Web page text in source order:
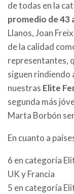
de todas en la
promedio de 43
Llanos, Joan
de la calidad
representantes,
siguen rindiendo
nuestras Elite
segunda más
Marta Borbón
En cuanto a
6 en categoría
UK y Francia
5 en categoría